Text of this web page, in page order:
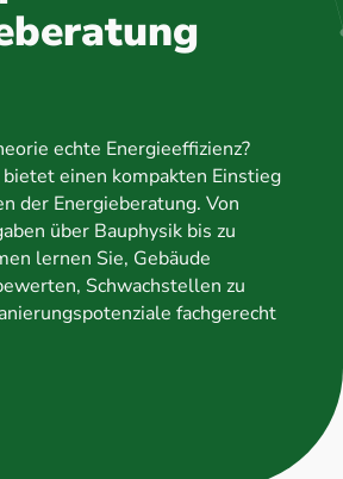
echte Energieeffizienz?
einen kompakten Einstieg
der Energieberatung. Von
über Bauphysik bis zu
lernen Sie, Gebäude
Schwachstellen zu
fachgerecht